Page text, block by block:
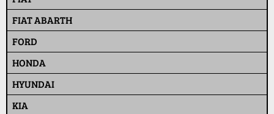
FIAT ABARTH
FORD
HONDA
HYUNDAI
KIA